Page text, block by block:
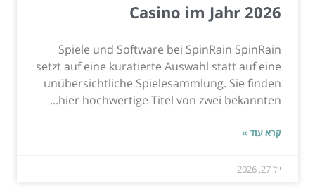
Casino im Jahr 2026
Spiele und Software bei SpinRain SpinRain
setzt auf eine kuratierte Auswahl statt auf eine
unübersichtliche Spielesammlung. Sie finden
hier hochwertige Titel von zwei bekannten...
קרא עוד »
יול 27, 2026